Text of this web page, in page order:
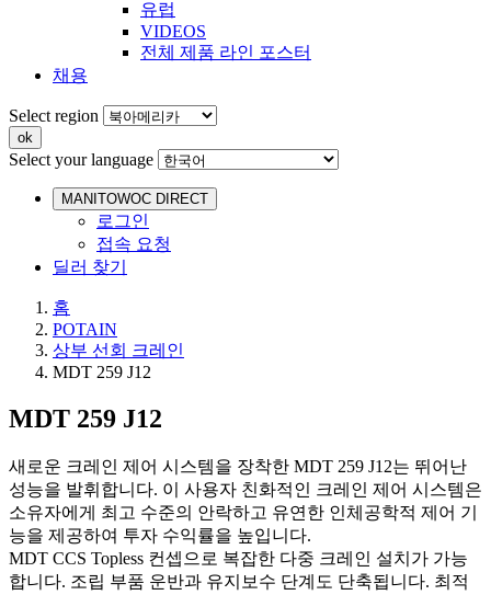
유럽
VIDEOS
전체 제품 라인 포스터
채용
Select region
Select your language
MANITOWOC DIRECT
로그인
접속 요청
딜러 찾기
홈
POTAIN
상부 선회 크레인
MDT 259 J12
MDT 259 J12
새로운 크레인 제어 시스템을 장착한 MDT 259 J12는 뛰어난
성능을 발휘합니다. 이 사용자 친화적인 크레인 제어 시스템은
소유자에게 최고 수준의 안락하고 유연한 인체공학적 제어 기
능을 제공하여 투자 수익률을 높입니다.
MDT CCS Topless 컨셉으로 복잡한 다중 크레인 설치가 가능
합니다. 조립 부품 운반과 유지보수 단계도 단축됩니다. 최적